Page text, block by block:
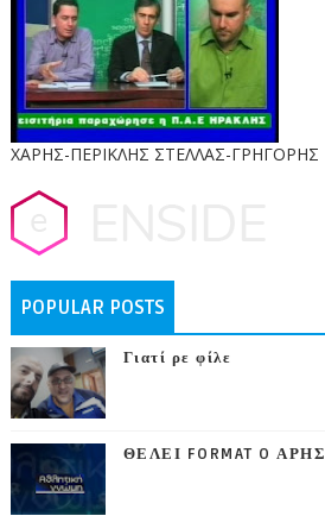
ΧΑΡΗΣ-ΠΕΡΙΚΛΗΣ ΣΤΕΛΛΑΣ-ΓΡΗΓΟΡΗΣ
POPULAR POSTS
Γιατί ρε φίλε
ΘΕΛΕΙ FORMAT O ΑΡΗΣ